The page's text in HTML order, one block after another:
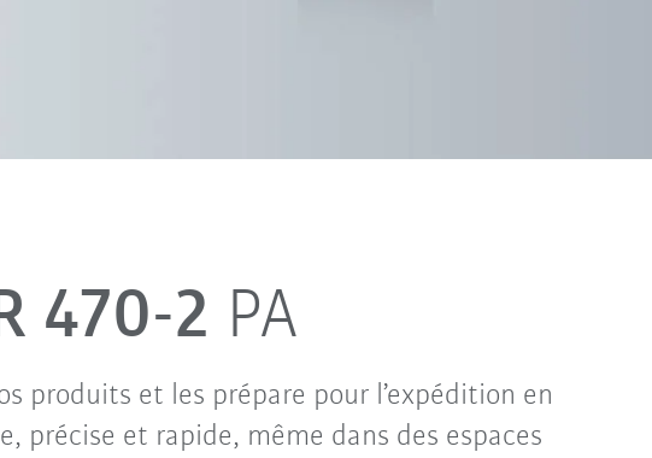
470-2 PA
produits et les prépare pour l’expédition en
précise et rapide, même dans des espaces